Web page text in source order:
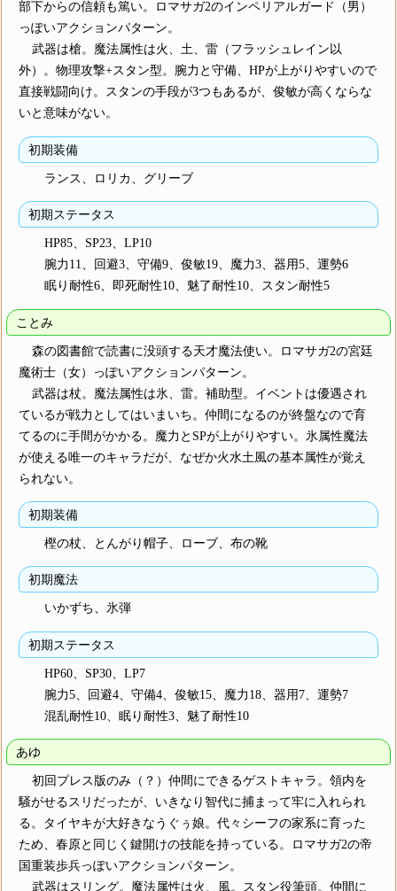
部下からの信頼も篤い。ロマサガ2のインペリアルガード（男）
っぽいアクションパターン。
武器は槍。魔法属性は火、土、雷（フラッシュレイン以
外）。物理攻撃+スタン型。腕力と守備、HPが上がりやすいので
直接戦闘向け。スタンの手段が3つもあるが、俊敏が高くならな
いと意味がない。
初期装備
ランス、ロリカ、グリーブ
初期ステータス
HP85、SP23、LP10
腕力11、回避3、守備9、俊敏19、魔力3、器用5、運勢6
眠り耐性6、即死耐性10、魅了耐性10、スタン耐性5
ことみ
森の図書館で読書に没頭する天才魔法使い。ロマサガ2の宮廷
魔術士（女）っぽいアクションパターン。
武器は杖。魔法属性は氷、雷。補助型。イベントは優遇され
ているが戦力としてはいまいち。仲間になるのが終盤なので育
てるのに手間がかかる。魔力とSPが上がりやすい。氷属性魔法
が使える唯一のキャラだが、なぜか火水土風の基本属性が覚え
られない。
初期装備
樫の杖、とんがり帽子、ローブ、布の靴
初期魔法
いかずち、氷弾
初期ステータス
HP60、SP30、LP7
腕力5、回避4、守備4、俊敏15、魔力18、器用7、運勢7
混乱耐性10、眠り耐性3、魅了耐性10
あゆ
初回プレス版のみ（？）仲間にできるゲストキャラ。領内を
騒がせるスリだったが、いきなり智代に捕まって牢に入れられ
る。タイヤキが大好きなうぐぅ娘。代々シーフの家系に育った
ため、春原と同じく鍵開けの技能を持っている。ロマサガ2の帝
国重装歩兵っぽいアクションパターン。
武器はスリング。魔法属性は火、風。スタン役筆頭。仲間に